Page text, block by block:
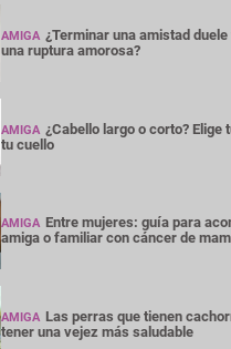
AMIGA ¿Terminar una amistad
una ruptura amorosa?
AMIGA ¿Cabello largo o corto? Elige
tu cuello
AMIGA Entre mujeres: guía para
amiga o familiar con cáncer de
AMIGA Las perras que tienen
tener una vejez más saludable